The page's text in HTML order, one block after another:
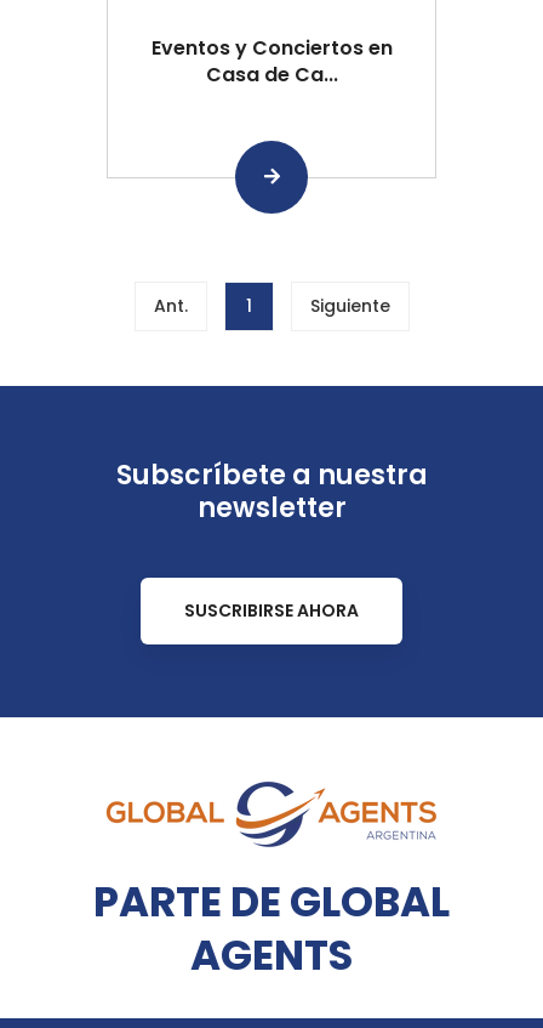
Eventos y Conciertos en
Casa de Ca...
Ant. 1 Siguiente
Subscríbete a nuestra
newsletter
SUSCRIBIRSE AHORA
PARTE DE GLOBAL
AGENTS